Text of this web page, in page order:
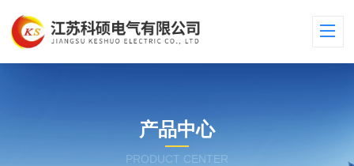
产品中心
PRODUCT CENTER